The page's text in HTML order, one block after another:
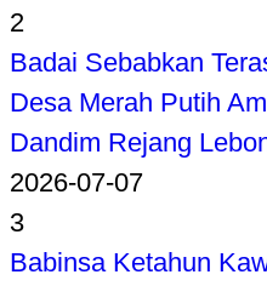
2
Badai Sebabkan
Desa Merah Putih
Dandim Rejang
2026-07-07
3
Babinsa Ketahun